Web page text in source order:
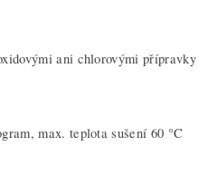
ani chlorovými přípravky
max. teplota sušení 60 °C